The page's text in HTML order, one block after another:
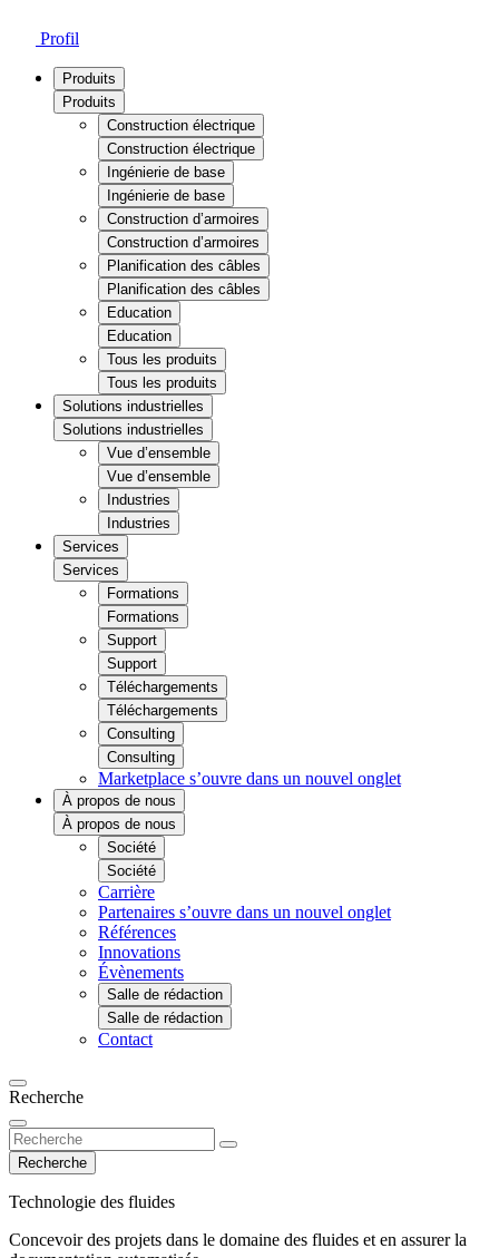
Profil
Produits
Produits
Construction électrique
Construction électrique
Ingénierie de base
Ingénierie de base
Construction d’armoires
Construction d’armoires
Planification des câbles
Planification des câbles
Education
Education
Tous les produits
Tous les produits
Solutions industrielles
Solutions industrielles
Vue d’ensemble
Vue d’ensemble
Industries
Industries
Services
Services
Formations
Formations
Support
Support
Téléchargements
Téléchargements
Consulting
Consulting
Marketplace s’ouvre dans un nouvel onglet
À propos de nous
À propos de nous
Société
Société
Carrière
Partenaires s’ouvre dans un nouvel onglet
Références
Innovations
Évènements
Salle de rédaction
Salle de rédaction
Contact
Recherche
Recherche
Technologie des fluides
Concevoir des projets dans le domaine des fluides et en assurer la